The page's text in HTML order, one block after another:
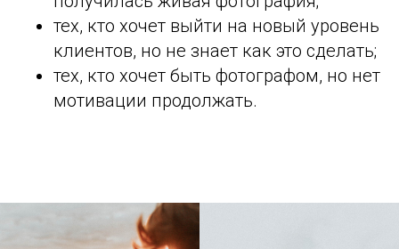
тех, кто хочет выйти на новый уровень
клиентов, но не знает как это сделать;
тех, кто хочет быть фотографом, но нет
мотивации продолжать.